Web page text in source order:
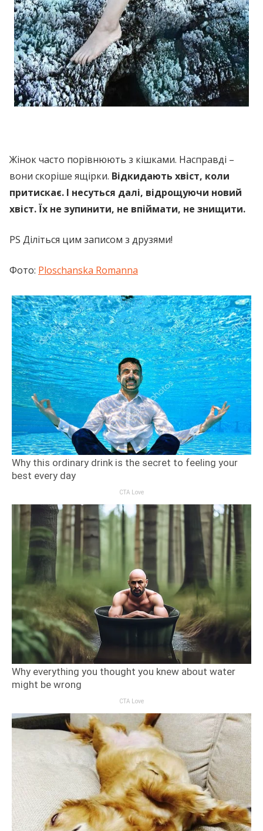
Жінок часто порівнюють з кішками. Насправді –
вони скоріше ящірки. Відкидають хвіст, коли
притискає. І несуться далі, відрощуючи новий
хвіст. Їх не зупинити, не впіймати, не знищити.
PS Діліться цим записом з друзями!
Фото: Ploschanska Romanna